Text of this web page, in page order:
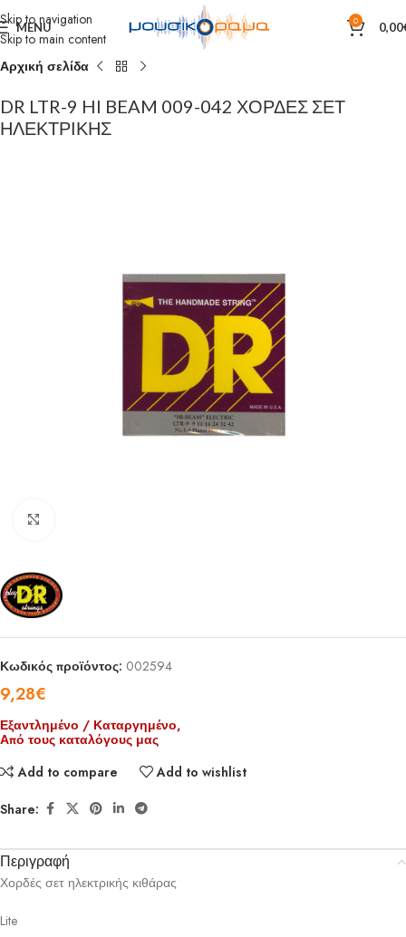
Skip to navigation
Skip to main content
MENU 0 0,00
Αρχική σελίδα
DR LTR-9 HI BEAM 009-042 ΧΟΡΔΕΣ ΣΕΤ
ΗΛΕΚΤΡΙΚΗΣ
Κωδικός προϊόντος: 002594
9,28€
Εξαντλημένο / Καταργημένο,
Από τους καταλόγους μας
Add to compare
Add to wishlist
Share:
Περιγραφή
Χορδές σετ ηλεκτρικής κιθάρας
Lite